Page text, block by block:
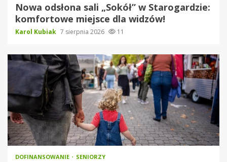
Nowa odsłona sali „Sokół” w Starogardzie:
komfortowe miejsce dla widzów!
Karol Kubiak 7 sierpnia 2026 11
DOFINANSOWANIE SENIORZY